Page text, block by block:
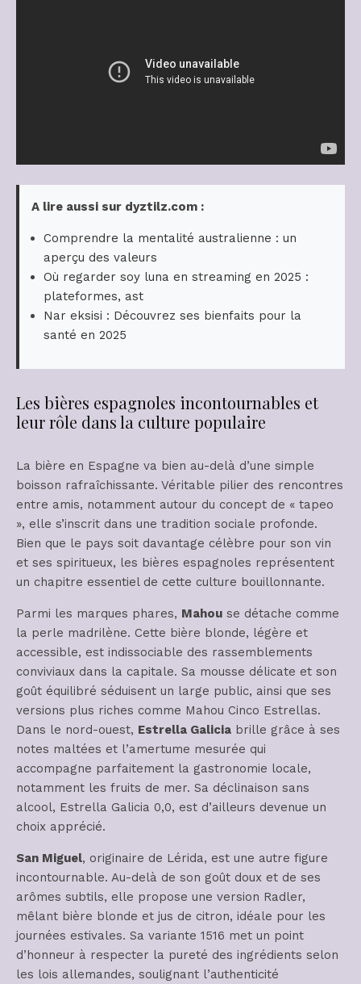
A lire aussi sur dyztilz.com :
Comprendre la mentalité australienne : un
aperçu des valeurs
Où regarder soy luna en streaming en 2025 :
plateformes, ast
Nar eksisi : Découvrez ses bienfaits pour la
santé en 2025
Les bières espagnoles incontournables et
leur rôle dans la culture populaire
La bière en Espagne va bien au-delà d’une simple
boisson rafraîchissante. Véritable pilier des rencontres
entre amis, notamment autour du concept de « tapeo
», elle s’inscrit dans une tradition sociale profonde.
Bien que le pays soit davantage célèbre pour son vin
et ses spiritueux, les bières espagnoles représentent
un chapitre essentiel de cette culture bouillonnante.
Parmi les marques phares, Mahou se détache comme
la perle madrilène. Cette bière blonde, légère et
accessible, est indissociable des rassemblements
conviviaux dans la capitale. Sa mousse délicate et son
goût équilibré séduisent un large public, ainsi que ses
versions plus riches comme Mahou Cinco Estrellas.
Dans le nord-ouest, Estrella Galicia brille grâce à ses
notes maltées et l’amertume mesurée qui
accompagne parfaitement la gastronomie locale,
notamment les fruits de mer. Sa déclinaison sans
alcool, Estrella Galicia 0,0, est d’ailleurs devenue un
choix apprécié.
San Miguel, originaire de Lérida, est une autre figure
incontournable. Au-delà de son goût doux et de ses
arômes subtils, elle propose une version Radler,
mêlant bière blonde et jus de citron, idéale pour les
journées estivales. Sa variante 1516 met un point
d’honneur à respecter la pureté des ingrédients selon
les lois allemandes, soulignant l’authenticité